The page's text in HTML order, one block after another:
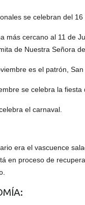
se celebran del
más cercano al 11 de
de Nuestra Señora
es el patrón, San
se celebra la fiesta
el carnaval.
era el vascuence
en proceso de